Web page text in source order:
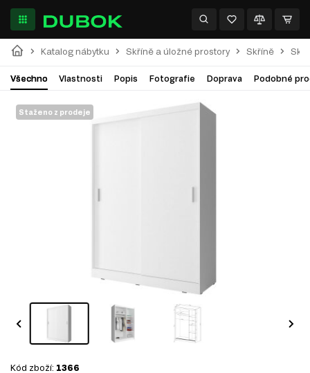
Katalog nábytku Skříně a úložné prostory Skříně
Všechno Vlastnosti Popis Fotografie Doprava Podobné
Staženo z prodeje
Kód zboží: 1366